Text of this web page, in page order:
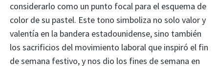
considerarlo como un punto focal para el esquema de
color de su pastel. Este tono simboliza no solo valor y
valentía en la bandera estadounidense, sino también
los sacrificios del movimiento laboral que inspiró el fin
de semana festivo, y nos dio los fines de semana en